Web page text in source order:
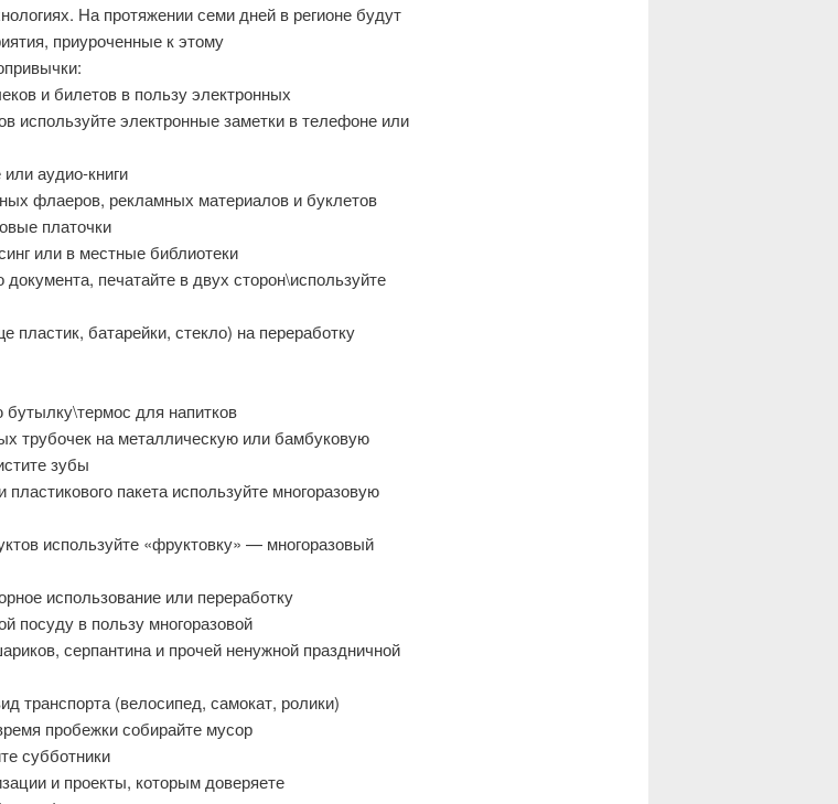
На протяжении семи дней в регионе будут
приуроченные к этому
и билетов в пользу электронных
используйте электронные заметки в телефоне или
аудио-книги
флаеров, рекламных материалов и буклетов
платочки
или в местные библиотеки
печатайте в двух сторон\используйте
пластик, батарейки, стекло) на переработку
для напитков
трубочек на металлическую или бамбуковую
зубы
пакета используйте многоразовую
используйте «фруктовку» — многоразовый
использование или переработку
посуду в пользу многоразовой
серпантина и прочей ненужной праздничной
транспорта (велосипед, самокат, ролики)
пробежки собирайте мусор
субботники
и проекты, которым доверяете